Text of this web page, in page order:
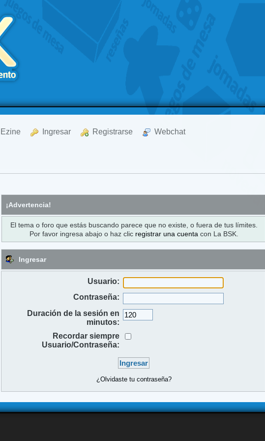
Ezine Ingresar Registrarse Webchat
¡Advertencia!
El tema o foro que estás buscando parece que no existe, o fuera de tus límites.
Por favor ingresa abajo o haz clic registrar una cuenta con La BSK.
Ingresar
Usuario:
Contraseña:
Duración de la sesión en
minutos:
Recordar siempre
Usuario/Contraseña:
¿Olvidaste tu contraseña?